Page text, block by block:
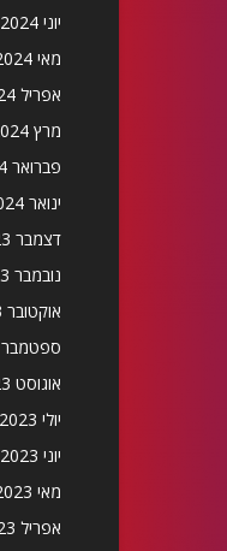
יוני 2024
מאי 2024
אפריל 2024
מרץ 2024
פברואר 2024
ינואר 2024
דצמבר 2023
נובמבר 2023
אוקטובר 2023
ספטמבר 2023
אוגוסט 2023
יולי 2023
יוני 2023
מאי 2023
אפריל 2023